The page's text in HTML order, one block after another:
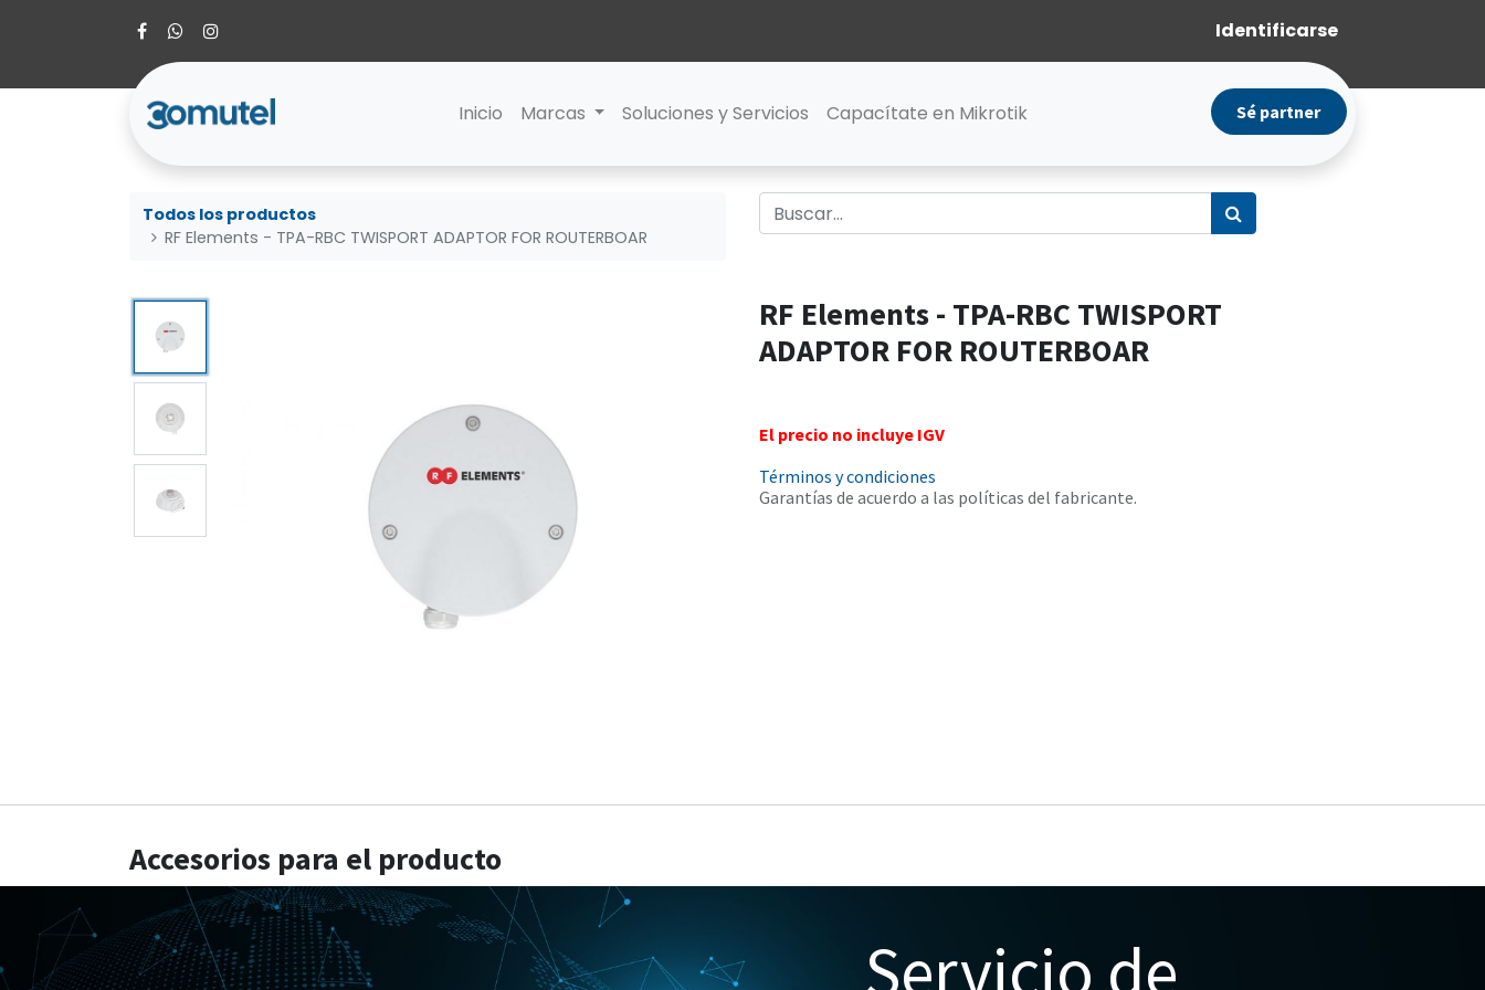
Identificarse
Inicio Marcas Soluciones y Servicios Capacítate en Mikrotik Sé partner
Todos los productos
RF Elements - TPA-RBC TWISPORT ADAPTOR FOR ROUTERBOAR
RF Elements - TPA-RBC TWISPORT
ADAPTOR FOR ROUTERBOAR
El precio no incluye IGV
Términos y condiciones
Garantías de acuerdo a las políticas del fabricante.
Accesorios para el producto
Servicio de